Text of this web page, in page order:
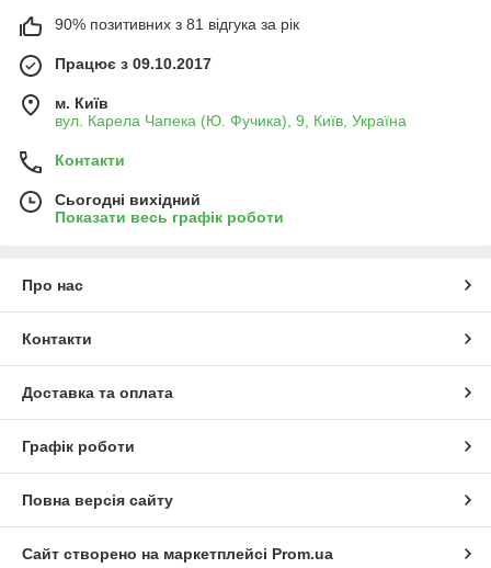
90% позитивних з 81 відгука за рік
Працює з 09.10.2017
м. Київ
вул. Карела Чапека (Ю. Фучика), 9, Київ, Україна
Контакти
Сьогодні вихідний
Показати весь графік роботи
Про нас
Контакти
Доставка та оплата
Графік роботи
Повна версія сайту
Сайт створено на маркетплейсі Prom.ua